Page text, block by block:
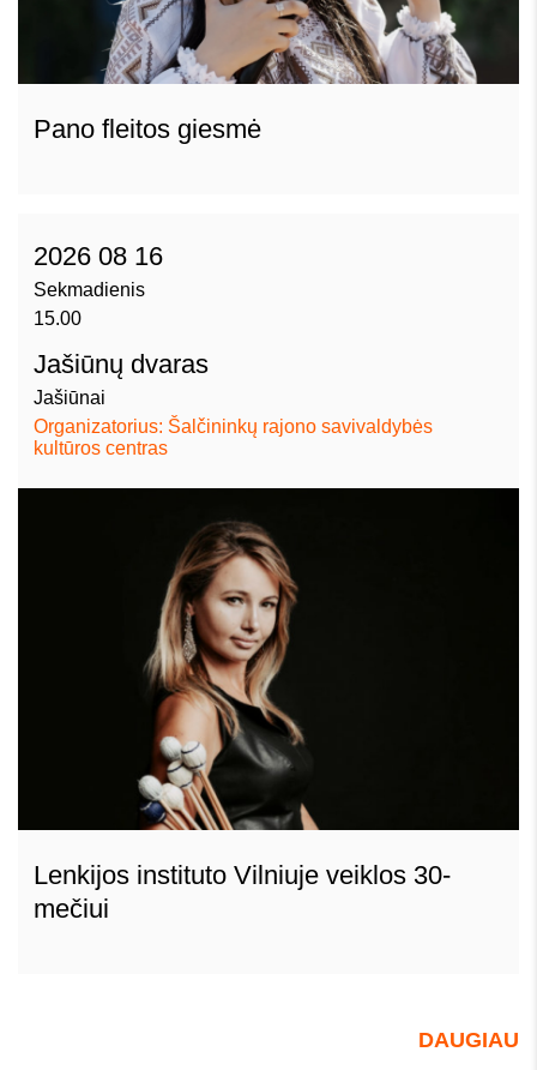
Pano fleitos giesmė
2026 08 16
Sekmadienis
15.00
Jašiūnų dvaras
Jašiūnai
Organizatorius: Šalčininkų rajono savivaldybės
kultūros centras
Lenkijos instituto Vilniuje veiklos 30-
mečiui
DAUGIAU